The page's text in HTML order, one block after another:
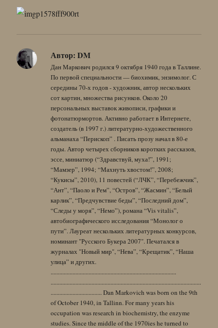
Автор: DM
Дан Маркович родился 9 октября 1940 года в Таллине.
По первой специальности — биохимик, энзимолог. С
середины 70-х годов - художник, автор нескольких
сот картин, множества рисунков. Около 20
персональных выставок живописи, графики и
фотонатюрмортов. Активно работает в Интернете,
создатель (в 1997 г.) литературно-художественного
альманаха “Перископ” . Писать прозу начал в 80-е
годы. Автор четырех сборников коротких рассказов,
эссе, миниатюр (“Здравствуй, муха!”, 1991;
“Мамзер”, 1994; “Махнуть хвостом!”, 2008;
“Кукисы”, 2010), 11 повестей (“ЛЧК”, “Перебежчик”,
“Ант”, “Паоло и Рем”, “Остров”, “Жасмин”, “Белый
карлик”, “Предчувствие беды”, “Последний дом”,
“Следы у моря”, “Немо”), романа “Vis vitalis”,
автобиографического исследования “Монолог о
пути”. Лауреат нескольких литературных конкурсов,
номинант "Русского Букера 2007". Печатался в
журналах "Новый мир", “Нева”, “Крещатик”, “Наша
улица” и других.
......................................................................................
.......................................................................................................
................................... Dan Markovich was born on the 9th
of October 1940, in Tallinn. For many years his
occupation was research in biochemistry, the enzyme
studies. Since the middle of the 1970ies he turned to